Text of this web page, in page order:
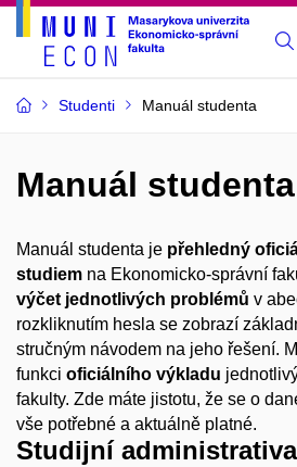
Studenti Manuál studenta
Manuál studenta
Manuál studenta je přehledný
studiem na Ekonomicko-správní
výčet jednotlivých problémů v
rozkliknutím hesla se zobrazí
stručným návodem na jeho řešení.
funkci oficiálního výkladu
fakulty. Zde máte jistotu, že se o
vše potřebné a aktuálně platné.
Studijní administrativa